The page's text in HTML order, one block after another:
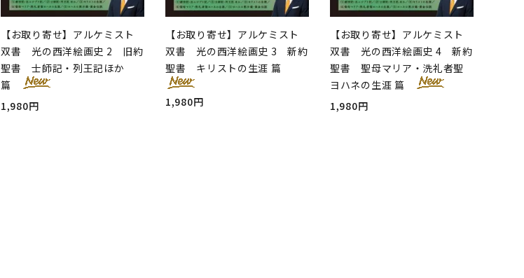
【お取り寄せ】アルケミスト
双書 光の西洋絵画史 2 旧約
聖書 士師記・列王記ほか
篇
1,980円
【お取り寄せ】アルケミスト
双書 光の西洋絵画史 3 新約
聖書 キリストの生涯 篇
1,980円
【お取り寄せ】アルケミスト
双書 光の西洋絵画史 4 新約
聖書 聖母マリア・洗礼者聖
ヨハネの生涯 篇
1,980円